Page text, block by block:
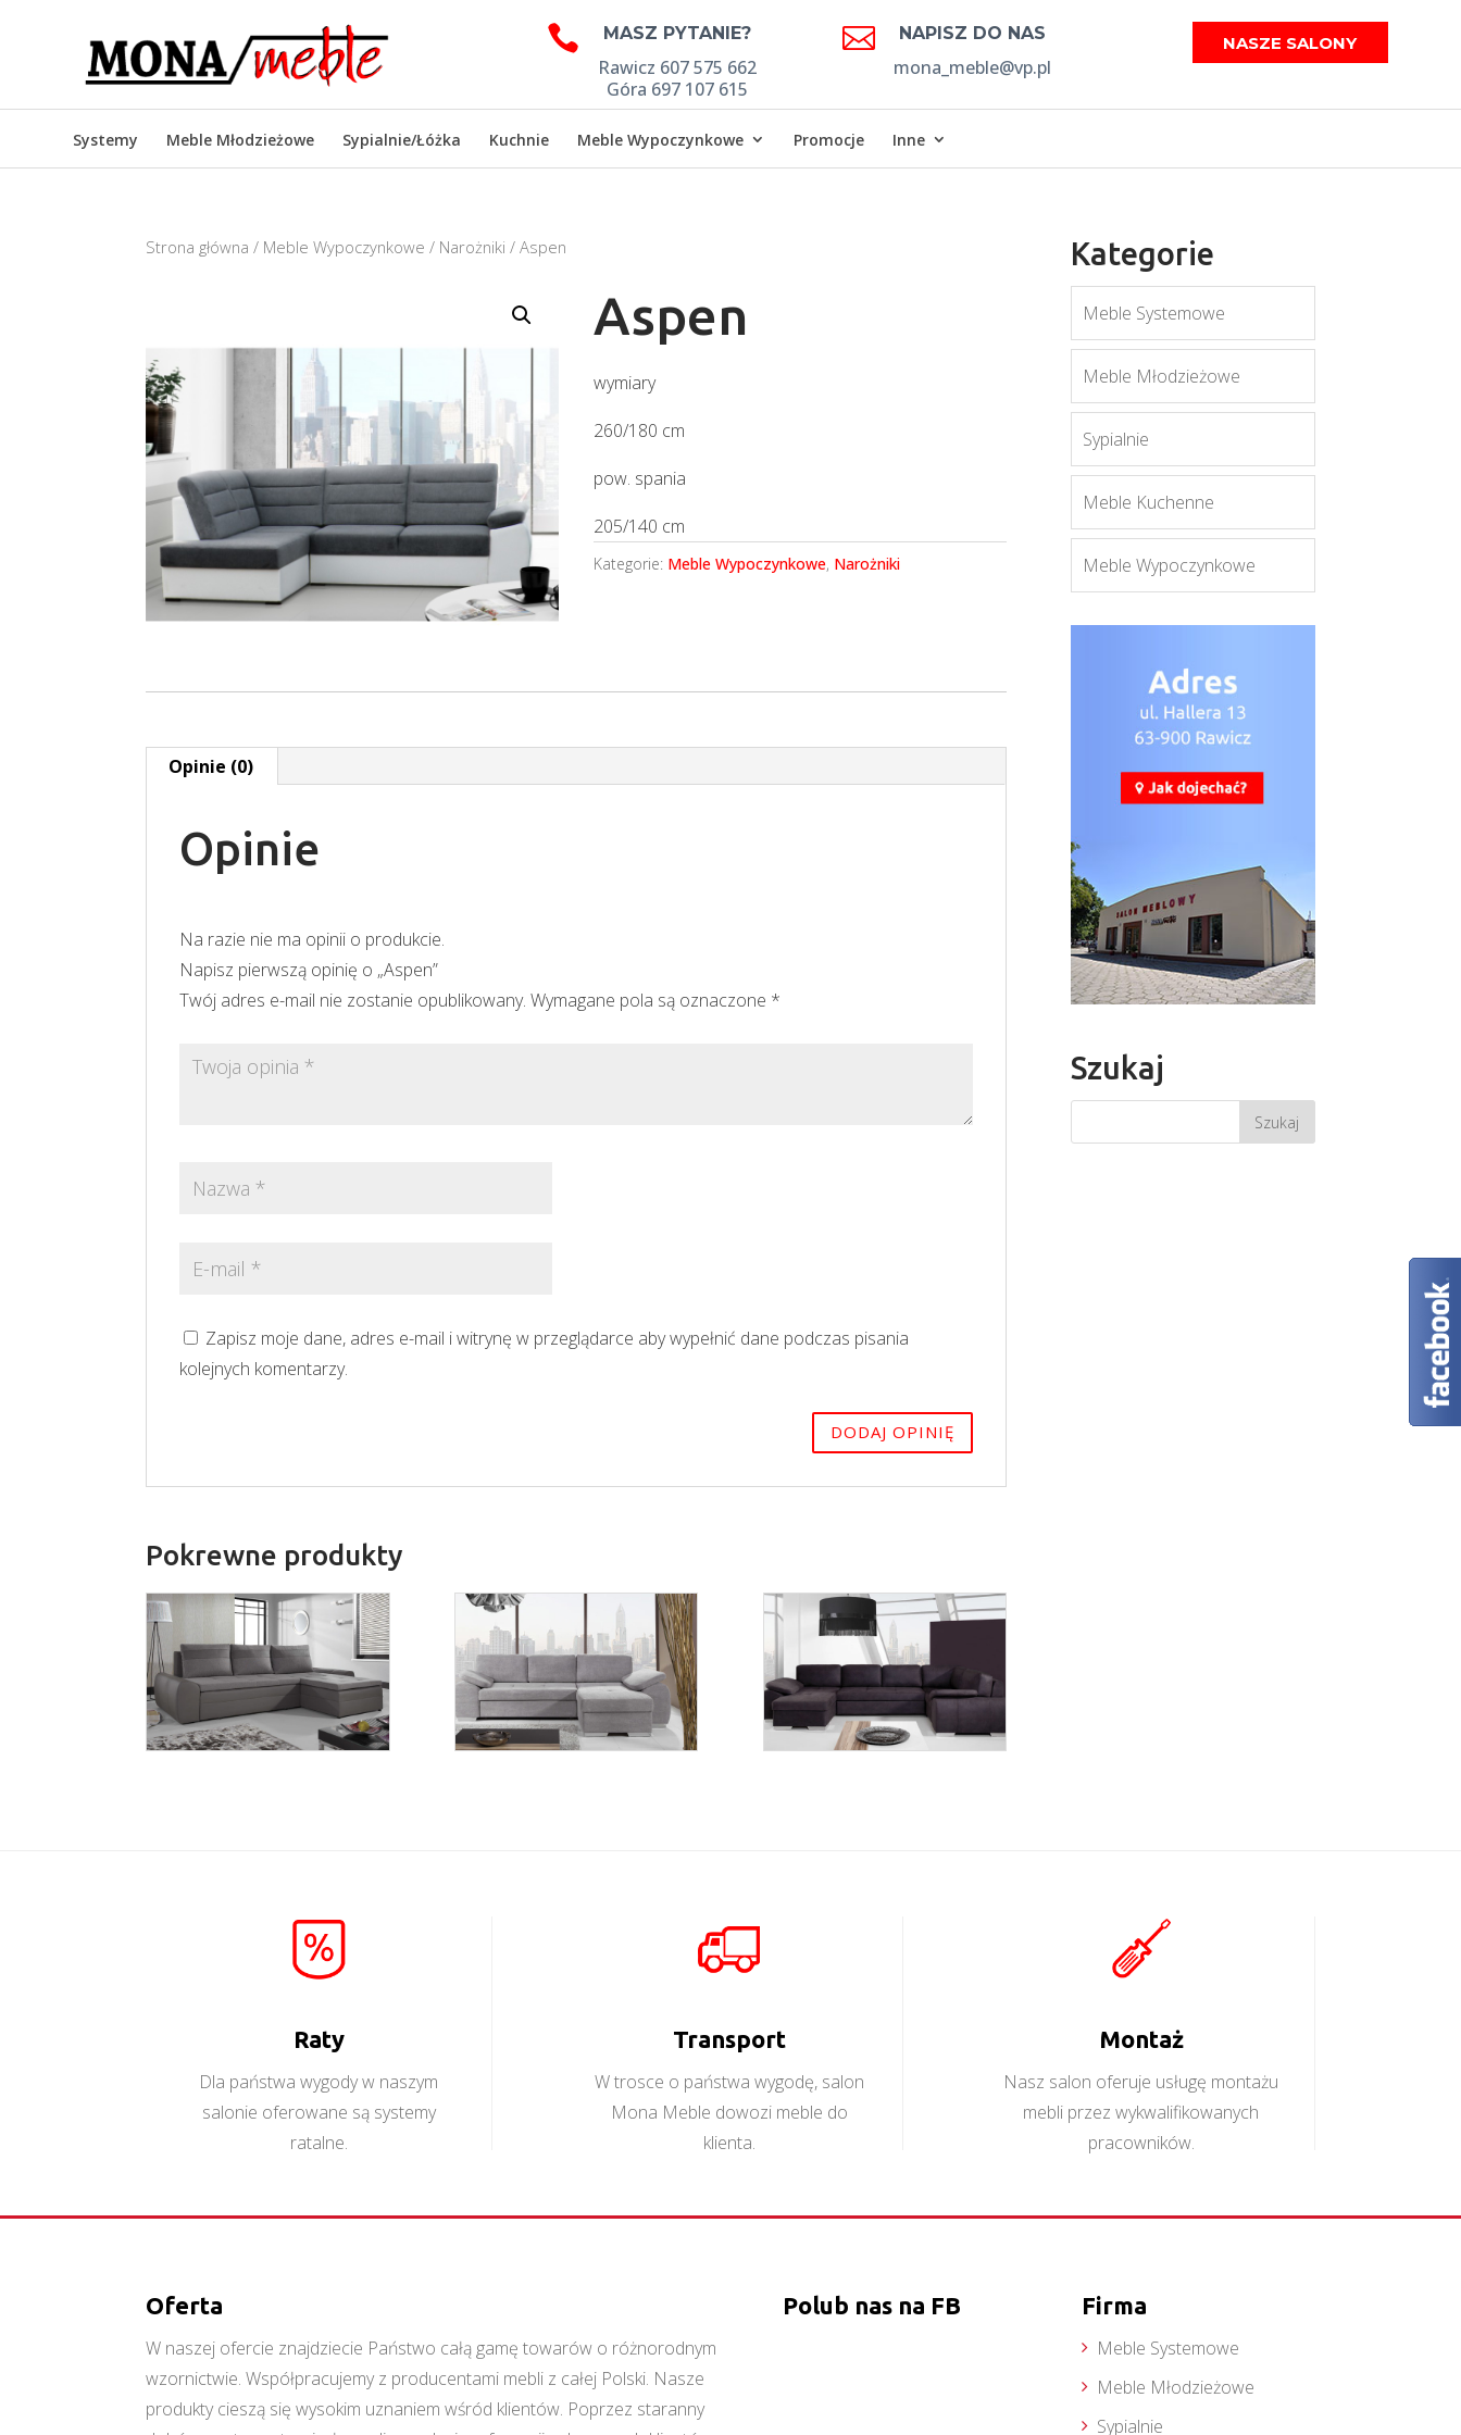
 MASZ PYTANIE?
Rawicz 607 575 662
Góra 697 107 615
 NAPISZ DO NAS
mona_meble@vp.pl
NASZE SALONY
Systemy Meble Młodzieżowe Sypialnie/Łóżka Kuchnie Meble Wypoczynkowe Promocje Inne
Strona główna / Meble Wypoczynkowe / Narożniki / Aspen
Aspen
wymiary
260/180 cm
pow. spania
205/140 cm
Kategorie: Meble Wypoczynkowe, Narożniki
Opinie (0)
Opinie
Na razie nie ma opinii o produkcie.
Napisz pierwszą opinię o „Aspen”
Twój adres e-mail nie zostanie opublikowany. Wymagane pola są oznaczone *
Zapisz moje dane, adres e-mail i witrynę w przeglądarce aby wypełnić dane podczas pisania
kolejnych komentarzy.
Pokrewne produkty
Kategorie
Meble Systemowe
Meble Młodzieżowe
Sypialnie
Meble Kuchenne
Meble Wypoczynkowe
Szukaj
Raty
Dla państwa wygody w naszym
salonie oferowane są systemy
ratalne.
Transport
W trosce o państwa wygodę, salon
Mona Meble dowozi meble do
klienta.
Montaż
Nasz salon oferuje usługę montażu
mebli przez wykwalifikowanych
pracowników.
Oferta
W naszej ofercie znajdziecie Państwo całą gamę towarów o różnorodnym
wzornictwie. Współpracujemy z producentami mebli z całej Polski. Nasze
produkty cieszą się wysokim uznaniem wśród klientów. Poprzez staranny
Polub nas na FB Firma
Meble Systemowe
Meble Młodzieżowe
Sypialnie